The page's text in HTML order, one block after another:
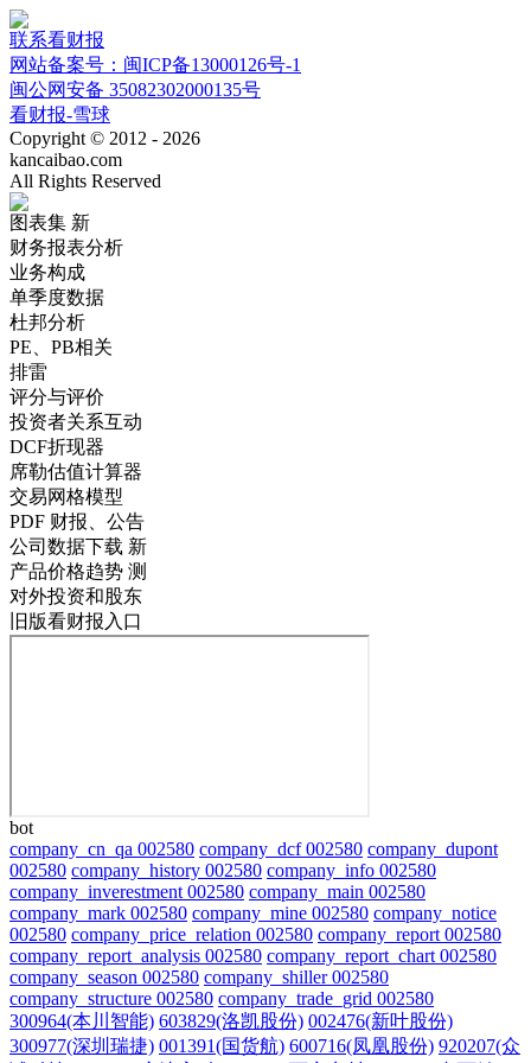
联系看财报
网站备案号：闽ICP备13000126号-1
闽公网安备 35082302000135号
看财报-雪球
Copyright © 2012 - 2026
kancaibao.com
All Rights Reserved
图表集 新
财务报表分析
业务构成
单季度数据
杜邦分析
PE、PB相关
排雷
评分与评价
投资者关系互动
DCF折现器
席勒估值计算器
交易网格模型
PDF 财报、公告
公司数据下载 新
产品价格趋势 测
对外投资和股东
旧版看财报入口
bot
company_cn_qa 002580 company_dcf 002580 company_dupont
002580 company_history 002580 company_info 002580
company_inverestment 002580 company_main 002580
company_mark 002580 company_mine 002580 company_notice
002580 company_price_relation 002580 company_report 002580
company_report_analysis 002580 company_report_chart 002580
company_season 002580 company_shiller 002580
company_structure 002580 company_trade_grid 002580
300964(本川智能) 603829(洛凯股份) 002476(新叶股份)
300977(深圳瑞捷) 001391(国货航) 600716(凤凰股份) 920207(众